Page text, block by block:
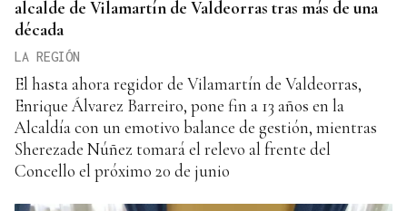
alcalde de Vilamartín de Valdeorras tras más de una
década
LA REGIÓN
El hasta ahora regidor de Vilamartín de Valdeorras,
Enrique Álvarez Barreiro, pone fin a 13 años en la
Alcaldía con un emotivo balance de gestión, mientras
Sherezade Núñez tomará el relevo al frente del
Concello el próximo 20 de junio